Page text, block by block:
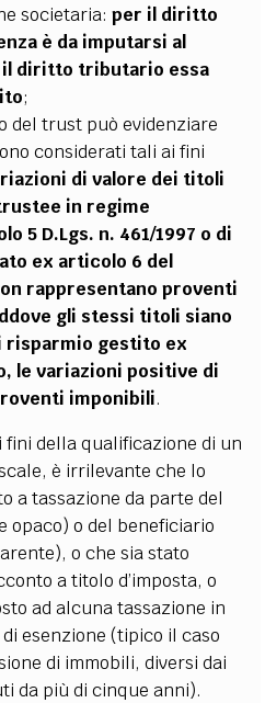
societaria:per il diritto
è da imputarsi al
diritto tributario essa
;
del trust può evidenziare
considerati tali ai fini
di valore dei titoli
in regime
5 D.Lgs. n. 461/1997 o di
ex articolo 6 del
rappresentano proventi
gli stessi titoli siano
risparmio gestito ex
le variazioni positive di
imponibili.
della qualificazione di un
è irrilevante che lo
a tassazione da parte del
opaco) o del beneficiario
o che sia stato
a titolo d’imposta, o
ad alcuna tassazione in
esenzione (tipico il caso
di immobili, diversi dai
da più di cinque anni).